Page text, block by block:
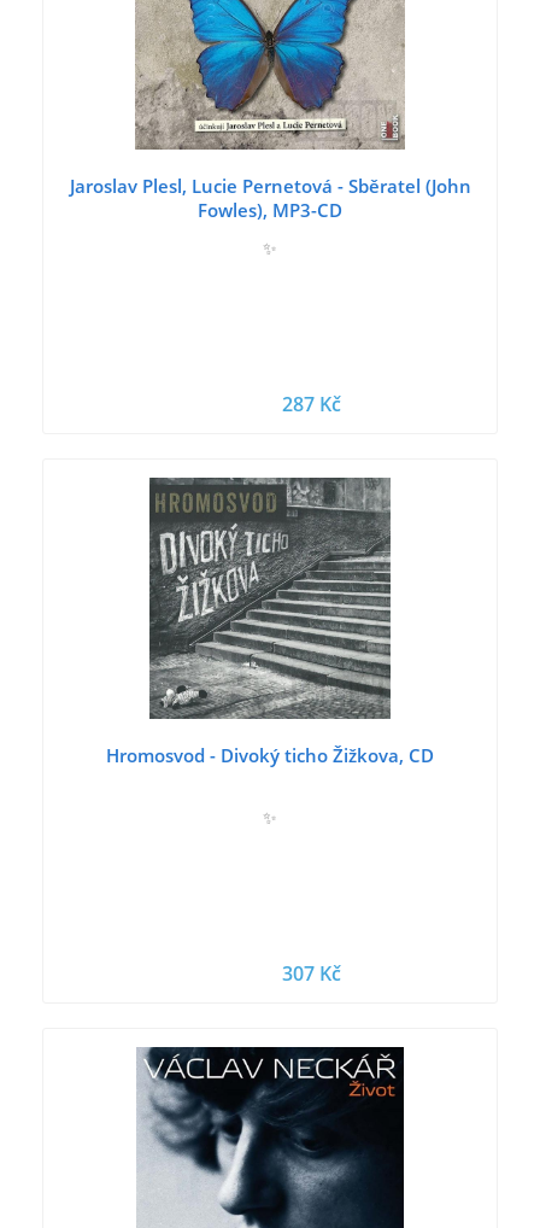
Jaroslav Plesl, Lucie Pernetová - Sběratel (John
Fowles), MP3-CD
✨
287 Kč
Hromosvod - Divoký ticho Žižkova, CD
✨
307 Kč